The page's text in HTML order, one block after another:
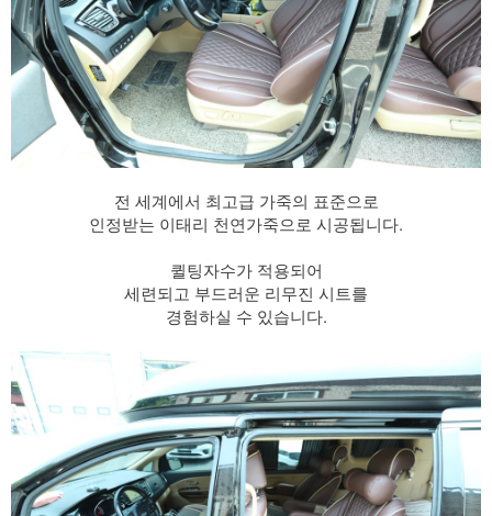
전 세계에서 최고급 가죽의 표준으로
인정받는 이태리 천연가죽으로 시공됩니다.
​ 퀼팅자수가 적용되어
세련되고 부드러운 리무진 시트를
경험하실 수 있습니다.